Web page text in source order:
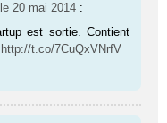
le 20 mai 2014 :
est sortie. Contient
http://t.co/7CuQxVNrfV